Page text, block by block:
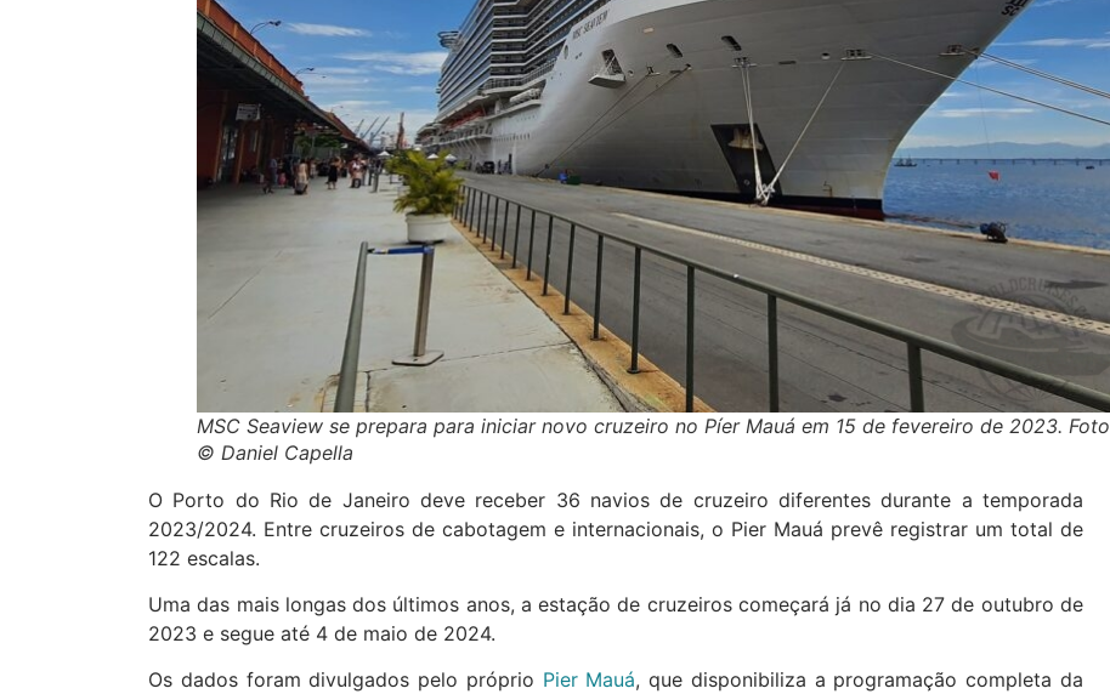
MSC Seaview se prepara para iniciar novo cruzeiro no Píer Mauá em 15 de fevereiro de 2023. Foto
© Daniel Capella
O Porto do Rio de Janeiro deve receber 36 navios de cruzeiro diferentes durante a temporada
2023/2024. Entre cruzeiros de cabotagem e internacionais, o Pier Mauá prevê registrar um total de
122 escalas.
Uma das mais longas dos últimos anos, a estação de cruzeiros começará já no dia 27 de outubro de
2023 e segue até 4 de maio de 2024.
Os dados foram divulgados pelo próprio Pier Mauá, que disponibiliza a programação completa da